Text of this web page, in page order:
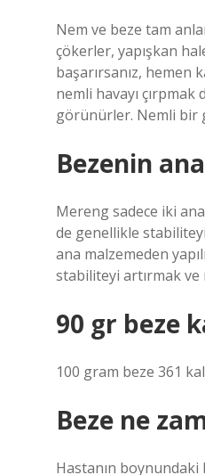
Nem ve beze tam
çökerler, yapışkan
başarırsanız, hemen
nemli havayı
görünürler. Nemli bir
Bezenin
Mereng sadece iki
de genellikle
ana malzemeden
stabiliteyi artırmak ve
90 gr beze
100 gram beze 361
Beze ne
Hastanın